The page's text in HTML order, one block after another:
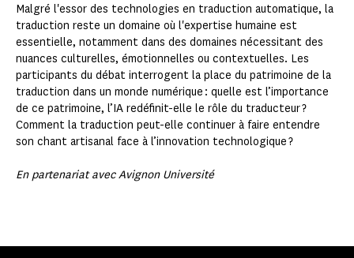
Malgré l'essor des technologies en traduction automatique, la
traduction reste un domaine où l'expertise humaine est
essentielle, notamment dans des domaines nécessitant des
nuances culturelles, émotionnelles ou contextuelles. Les
participants du débat interrogent la place du patrimoine de la
traduction dans un monde numérique : quelle est l’importance
de ce patrimoine, l’IA redéfinit-elle le rôle du traducteur ?
Comment la traduction peut-elle continuer à faire entendre
son chant artisanal face à l’innovation technologique ?
En partenariat avec Avignon Université